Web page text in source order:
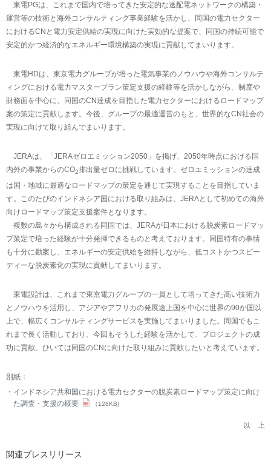
東電PGは、これまで国内で培ってきた安定的な送配電ネットワークの構築・
運営等の技術と海外コンサルティング事業経験を活かし、同国の電力セクター
におけるCNと電力安定供給の実現に向けた実効的な提案で、同国の持続可能で
安定的かつ経済的なエネルギー環境構築の実現に貢献してまいります。
東電HDは、東京電力グループが培った電気事業のノウハウや海外コンサルテ
ィングにおける電力マスタープラン策定支援の経験等を活かしながら、制度や
財務面を中心に、同国のCN達成を目指した電力セクターにおけるロードマップ
案の策定に貢献します。今後、グループの最適運営のもと、世界的なCN社会の
実現に向けて取り組んでまいります。
JERAは、「JERAゼロエミッション2050」を掲げ、2050年時点における国
内外の事業からのCO2排出量ゼロに挑戦しています。ゼロエミッションの達成
は国・地域に最適なロードマップの策定を通じて実現することを目指していま
す。このたびのインドネシア国における取り組みは、JERAとして初めての海外
向けロードマップ策定支援案件となります。
複数の島々から構成される同国では、JERAが日本における脱炭素ロードマッ
プ策定で培った経験が十分発揮できるものと考えております。同国特有の事情
も十分に勘案し、エネルギーの安定供給を維持しながら、低コストかつスピー
ディーな脱炭素化の実現に貢献してまいります。
東電設計は、これまで東京電力グループの一員として培ってきた高い技術力
とノウハウを活用し、アジアやアフリカの発展途上国を中心に世界の90か国以
上で、幅広くコンサルティングサービスを実施してまいりました。同国でもこ
れまで長く活動しており、今回もそうした経験を活かして、プロジェクトの成
功に貢献、ひいては同国のCNに向けた取り組みに貢献したいと考えています。
別紙：
インドネシア共和国における電力セクターの脱炭素ロードマップ策定に向け
た調査・支援の概要
（128KB)
以 上
関連プレスリリース